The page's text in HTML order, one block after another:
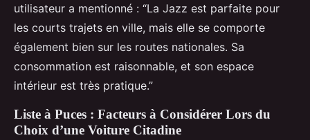
utilisateur a mentionné : “La Jazz est parfaite pour
les courts trajets en ville, mais elle se comporte
également bien sur les routes nationales. Sa
consommation est raisonnable, et son espace
intérieur est très pratique.”
Liste à Puces : Facteurs à Considérer Lors du
Choix d’une Voiture Citadine